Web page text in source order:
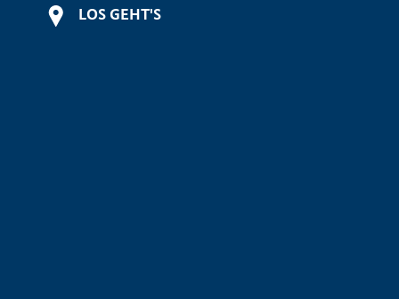
LOS GEHT'S